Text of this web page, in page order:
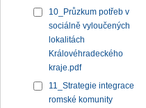
10_Průzkum potřeb v
sociálně vyloučených
lokalitách
Královéhradeckého
kraje.pdf
11_Strategie integrace
romské komunity